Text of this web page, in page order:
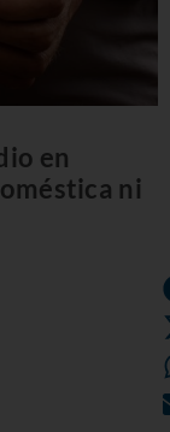
en
ni